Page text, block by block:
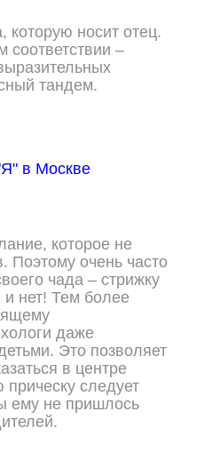
которую носит отец.
соответствии –
тандем.
которое не
Поэтому очень часто
чада – стрижку
нет! Тем более
даже
Это позволяет
в центре
следует
ему не пришлось